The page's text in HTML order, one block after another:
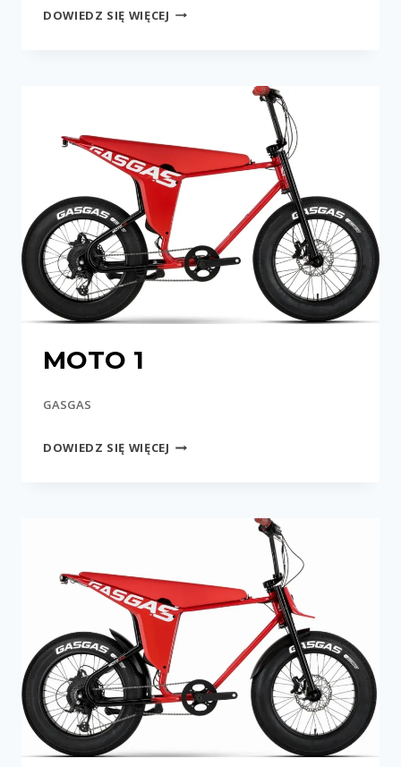
DOWIEDZ SIĘ WIĘCEJ JOBOBIKE
MOTO 1
GASGAS
DOWIEDZ SIĘ WIĘCEJ MOTO